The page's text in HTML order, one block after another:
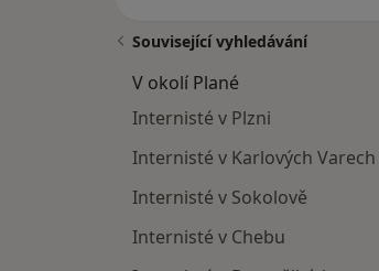
Související vyhledávání
V okolí Plané
Internisté v Plzni
Internisté v Karlových Varech
Internisté v Sokolově
Internisté v Chebu